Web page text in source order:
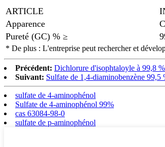
ARTICLE
Apparence
Pureté (GC) % ≥
* De plus : L'entreprise peut rechercher et
Précédent: Dichlorure d'isophtaloyle à 99,8
Suivant: Sulfate de 1,4-diaminobenzène
sulfate de 4-aminophénol
Sulfate de 4-aminophénol 99%
cas 63084-98-0
sulfate de p-aminophénol